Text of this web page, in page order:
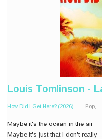
Louis Tomlinson -
How Did I Get Here? (2026) Pop,
Maybe it's the ocean in the air
Maybe it's just that I don't really